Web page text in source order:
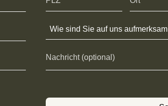
Wie sind Sie auf uns